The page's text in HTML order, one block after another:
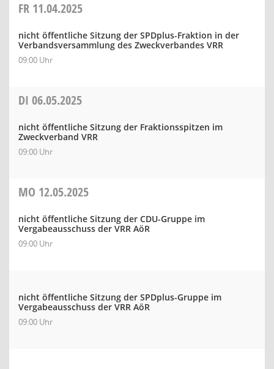
FR 11.04.2025
nicht öffentliche Sitzung der SPDplus-Fraktion in der
Verbandsversammlung des Zweckverbandes VRR
09:00 Uhr
DI 06.05.2025
nicht öffentliche Sitzung der Fraktionsspitzen im
Zweckverband VRR
09:00 Uhr
MO 12.05.2025
nicht öffentliche Sitzung der CDU-Gruppe im
Vergabeausschuss der VRR AöR
09:00 Uhr
nicht öffentliche Sitzung der SPDplus-Gruppe im
Vergabeausschuss der VRR AöR
09:00 Uhr